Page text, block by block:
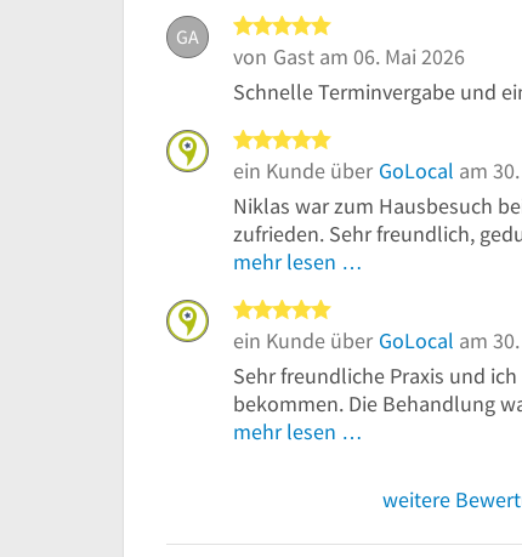
GA
von Gast am 06. Mai 2026
Schnelle Terminvergabe und
ein Kunde über GoLocal am
Niklas war zum Hausbesuch
zufrieden. Sehr freundlich,
mehr lesen …
ein Kunde über GoLocal am
Sehr freundliche Praxis und
bekommen. Die Behandlung
mehr lesen …
weitere